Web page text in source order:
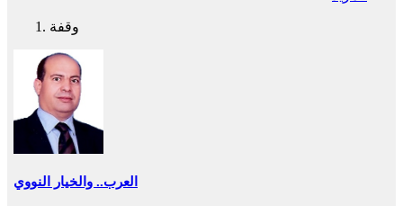
وقفة
العرب.. والخيار النووي